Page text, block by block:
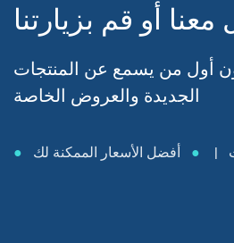
أو قم بزيارتنا
أول من يسمع عن المنتجات
الجديدة والعروض الخاصة
● ● أفضل الأسعار الممكنة لك